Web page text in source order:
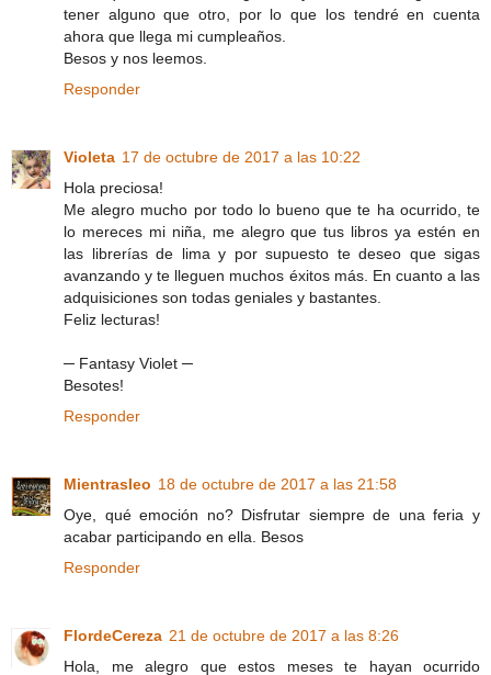
tener alguno que otro, por lo que los tendré en cuenta
ahora que llega mi cumpleaños.
Besos y nos leemos.
Responder
Violeta 17 de octubre de 2017 a las 10:22
Hola preciosa!
Me alegro mucho por todo lo bueno que te ha ocurrido, te
lo mereces mi niña, me alegro que tus libros ya estén en
las librerías de lima y por supuesto te deseo que sigas
avanzando y te lleguen muchos éxitos más. En cuanto a las
adquisiciones son todas geniales y bastantes.
Feliz lecturas!
─ Fantasy Violet ─
Besotes!
Responder
Mientrasleo 18 de octubre de 2017 a las 21:58
Oye, qué emoción no? Disfrutar siempre de una feria y
acabar participando en ella. Besos
Responder
FlordeCereza 21 de octubre de 2017 a las 8:26
Hola, me alegro que estos meses te hayan ocurrido